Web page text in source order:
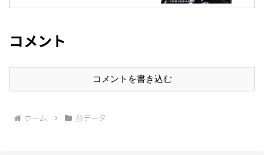
コメント
コメントを書き込む
ホーム 台データ